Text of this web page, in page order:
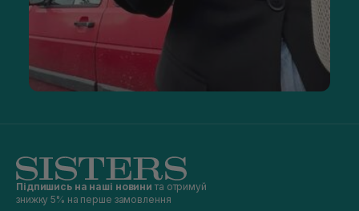
Підпишись на наші новини та отримуй
знижку 5% на перше замовлення